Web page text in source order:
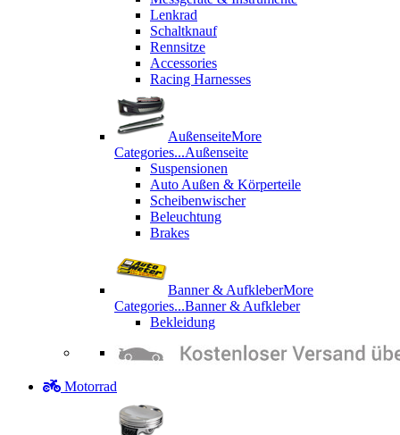
Lenkrad
Schaltknauf
Rennsitze
Accessories
Racing Harnesses
AußenseiteMore
Categories...Außenseite
Suspensionen
Auto Außen & Körperteile
Scheibenwischer
Beleuchtung
Brakes
Banner & AufkleberMore
Categories...Banner & Aufkleber
Bekleidung
Motorrad